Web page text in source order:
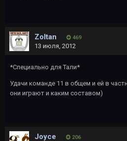
Zoltan 469
13 июля, 2012
*Специально для Тали*
Удачи команде 11 в общем и ей в
они играют и каким составом)
Joyce 206